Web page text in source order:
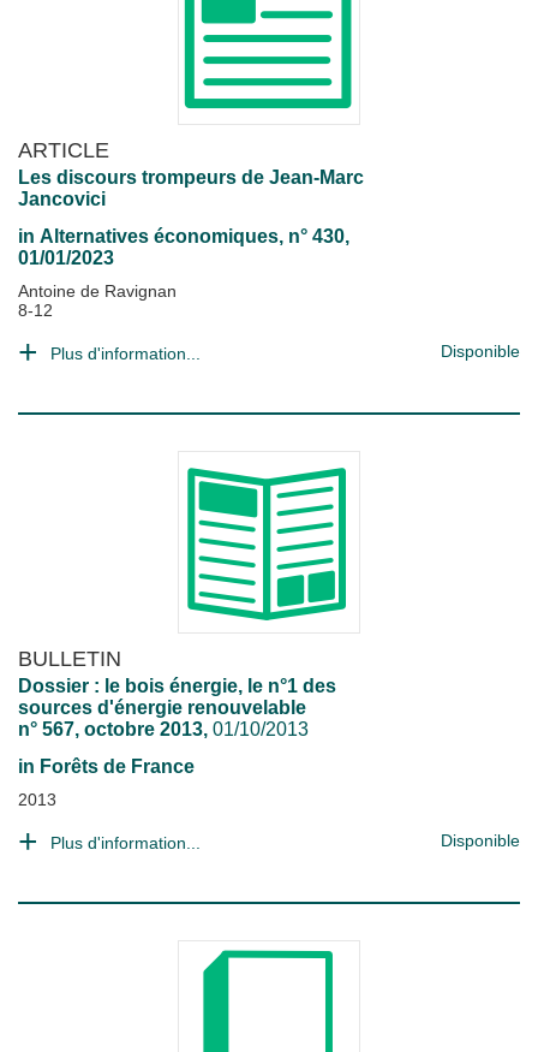
ARTICLE
Les discours trompeurs de Jean-Marc
Jancovici
in Alternatives économiques, n° 430,
01/01/2023
Antoine de Ravignan
8-12
Plus d'information... Disponible
BULLETIN
Dossier : le bois énergie, le n°1 des
sources d'énergie renouvelable
n° 567, octobre 2013, 01/10/2013
in Forêts de France
2013
Plus d'information... Disponible